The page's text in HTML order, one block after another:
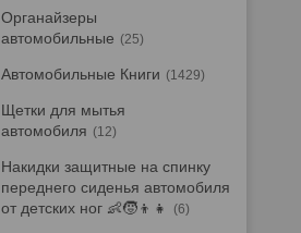
Органайзеры
автомобильные
25
Автомобильные Книги 1429
Щетки для мытья
автомобиля
12
Накидки защитные на спинку
переднего сиденья автомобиля
от детских ног 👶🧒👦👧
6